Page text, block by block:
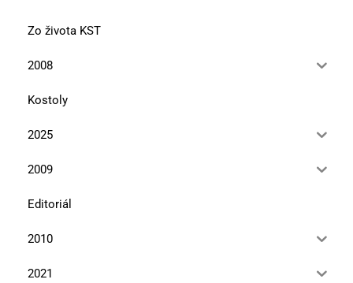
Zo života KST
2008
Kostoly
2025
2009
Editoriál
2010
2021